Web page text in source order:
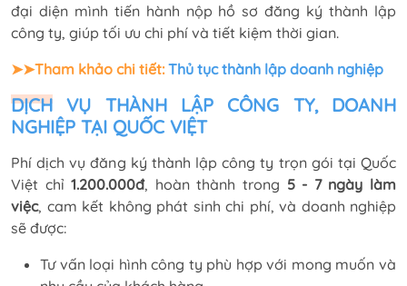
đại diện mình tiến hành nộp hồ sơ đăng ký thành lập
công ty, giúp tối ưu chi phí và tiết kiệm thời gian.
➤➤Tham khảo chi tiết: Thủ tục thành lập doanh nghiệp
DỊCH VỤ THÀNH LẬP CÔNG TY, DOANH
NGHIỆP TẠI QUỐC VIỆT
Phí dịch vụ đăng ký thành lập công ty trọn gói tại Quốc
Việt chỉ1.200.000đ, hoàn thành trong 5 - 7 ngày làm
việc, cam kết không phát sinh chi phí, và doanh nghiệp
sẽ được:
Tư vấn loại hình công ty phù hợp với mong muốn và